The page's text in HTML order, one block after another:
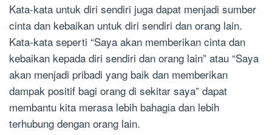
Kata-kata untuk diri sendiri juga dapat menjadi sumber
cinta dan kebaikan untuk diri sendiri dan orang lain.
Kata-kata seperti “Saya akan memberikan cinta dan
kebaikan kepada diri sendiri dan orang lain” atau “Saya
akan menjadi pribadi yang baik dan memberikan
dampak positif bagi orang di sekitar saya” dapat
membantu kita merasa lebih bahagia dan lebih
terhubung dengan orang lain.